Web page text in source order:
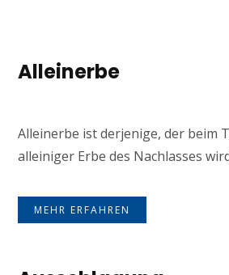
Alleinerbe
Alleinerbe ist derjenige, der beim
alleiniger Erbe des Nachlasses
MEHR ERFAHREN